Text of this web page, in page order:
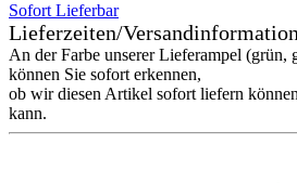
Sofort Lieferbar
Lieferzeiten/
An der Farbe unserer Lieferampel (grün,
können Sie sofort erkennen,
ob wir diesen Artikel sofort liefern
kann.